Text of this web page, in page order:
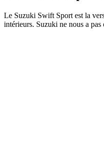
Le Suzuki Swift Sport est la
intérieurs. Suzuki ne nous a